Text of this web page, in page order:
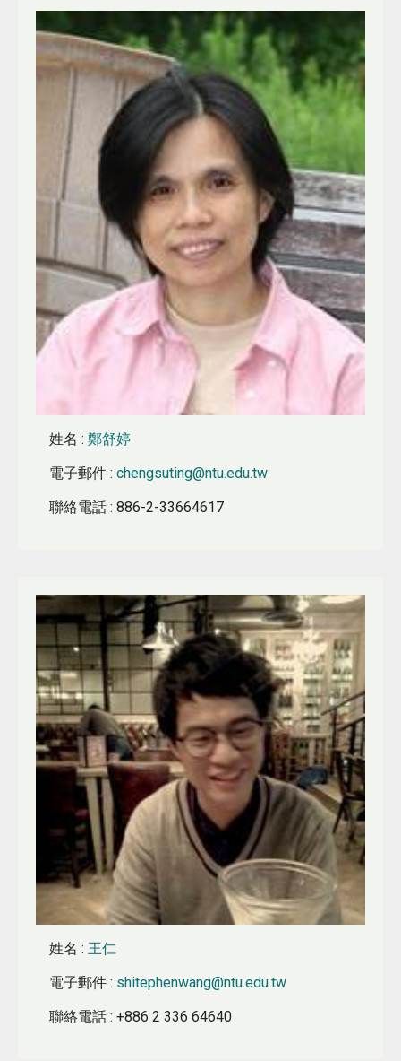
姓名 :鄭舒婷
電子郵件 :chengsuting@ntu.edu.tw
聯絡電話 : 886-2-33664617
姓名 :王仁
電子郵件 : shitephenwang@ntu.edu.tw
聯絡電話 : +886 2 336 64640